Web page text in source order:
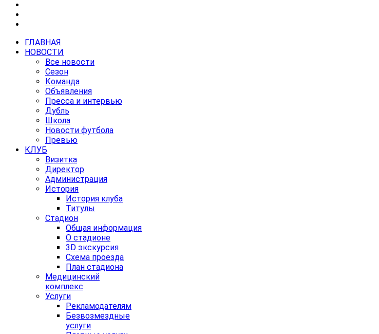
ГЛАВНАЯ
НОВОСТИ
Все новости
Сезон
Команда
Объявления
Пресса и интервью
Дубль
Школа
Новости футбола
Превью
КЛУБ
Визитка
Директор
Администрация
История
История клуба
Титулы
Стадион
Общая информация
О стадионе
3D экскурсия
Схема проезда
План стадиона
Медицинский
комплекс
Услуги
Рекламодателям
Безвозмездные
услуги